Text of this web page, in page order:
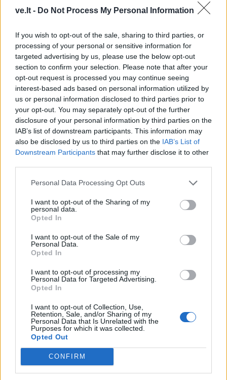
ve.lt - Do Not Process My Personal Information
If you wish to opt-out of the sale, sharing to third parties, or
processing of your personal or sensitive information for
targeted advertising by us, please use the below opt-out
section to confirm your selection. Please note that after your
opt-out request is processed you may continue seeing
interest-based ads based on personal information utilized by
us or personal information disclosed to third parties prior to
your opt-out. You may separately opt-out of the further
disclosure of your personal information by third parties on the
IAB’s list of downstream participants. This information may
also be disclosed by us to third parties on the IAB’s List of
Downstream Participants that may further disclose it to other
Personal Data Processing Opt Outs
I want to opt-out of the Sharing of my
personal data.
Opted In
I want to opt-out of the Sale of my
Personal Data.
Opted In
I want to opt-out of processing my
Personal Data for Targeted Advertising.
Opted In
I want to opt-out of Collection, Use,
Retention, Sale, and/or Sharing of my
Personal Data that Is Unrelated with the
Purposes for which it was collected.
Opted Out
CONFIRM
Laisvalaikis
Romantiškiausia vasaros
kelionė Klaipėdoje –
elektriniu vandens
autobusu(1)
Kultūra
Iki skausmo atviras
spektaklis „Jaunuolio
kambaryje“ kviečia
išgirsti, pastebėti bei
priimti
Klaipėdoje prasidėjo
„Jauno teatro dienos“:
nemokami susitikimai su
teatro kūrėjais
Matyti kitaip: realybės
parodoje
Kultūra
LMTA Klaipėdos
fakulteto 55-ojo
gimtadienio šventėje –
Nidoje įvyko pirmasis
festivalis „Medus“